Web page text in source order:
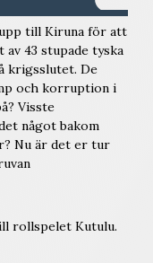
till Kiruna för att
43 stupade tyska
krigsslutet. De
och korruption i
Visste
något bakom
Nu är det er tur
rollspelet Kutulu.